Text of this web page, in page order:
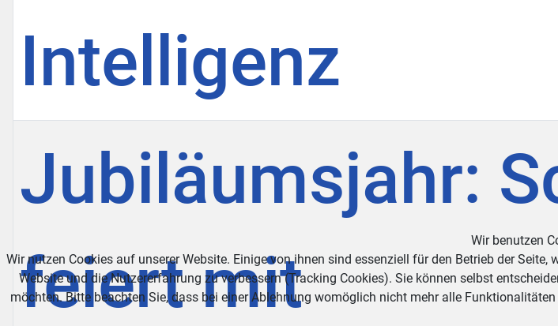
Intelligenz
Jubiläumsjahr:
feiert mit
Wir benutzen
Wir nutzen Cookies auf unserer Website. Einige von ihnen sind essenziell für den Betrieb der Seite,
Website und die Nutzererfahrung zu verbessern (Tracking Cookies). Sie können selbst
möchten. Bitte beachten Sie, dass bei einer Ablehnung womöglich nicht mehr alle